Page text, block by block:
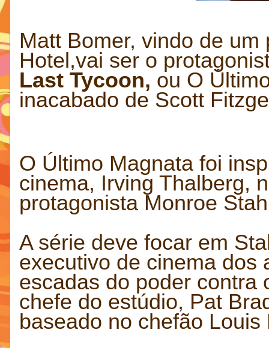
Matt Bomer, vindo de
Hotel,vai ser o
Last Tycoon, ou O
inacabado de Scott
O Último Magnata foi
cinema, Irving Thalberg,
protagonista Monroe
A série deve focar em
executivo de cinema dos
escadas do poder contra
chefe do estúdio, Pat
baseado no chefão Louis